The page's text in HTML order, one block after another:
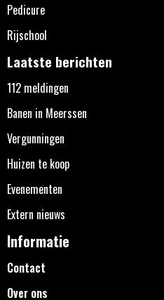
Pedicure
Rijschool
Laatste berichten
112 meldingen
Banen in Meerssen
Vergunningen
Huizen te koop
Evenementen
Extern nieuws
Informatie
Contact
Over ons